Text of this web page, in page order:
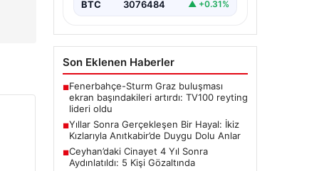
BTC 3076484 ▲ +0.31%
Son Eklenen Haberler
■Fenerbahçe-Sturm Graz buluşması
ekran başındakileri artırdı: TV100 reyting
lideri oldu
■Yıllar Sonra Gerçekleşen Bir Hayal: İkiz
Kızlarıyla Anıtkabir’de Duygu Dolu Anlar
■Ceyhan’daki Cinayet 4 Yıl Sonra
Aydınlatıldı: 5 Kişi Gözaltında